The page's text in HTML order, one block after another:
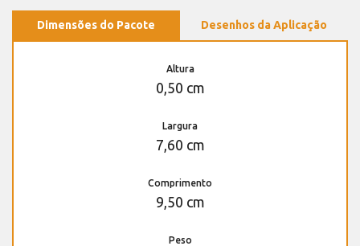
Dimensões do Pacote Desenhos da Aplicação
Altura
0,50 cm
Largura
7,60 cm
Comprimento
9,50 cm
Peso